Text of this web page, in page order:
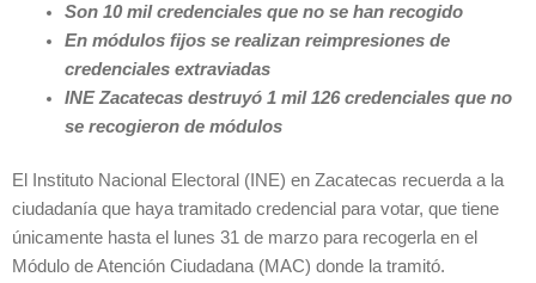
Son 10 mil credenciales que no se han recogido
En módulos fijos se realizan reimpresiones de
credenciales extraviadas
INE Zacatecas destruyó 1 mil 126 credenciales que no
se recogieron de módulos
El Instituto Nacional Electoral (INE) en Zacatecas recuerda a la
ciudadanía que haya tramitado credencial para votar, que tiene
únicamente hasta el lunes 31 de marzo para recogerla en el
Módulo de Atención Ciudadana (MAC) donde la tramitó.